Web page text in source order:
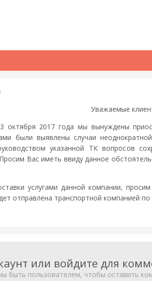
Уважаемые
2017 года мы вынуждены
были выявлены случаи
указанной ТК вопросов
Вас иметь ввиду данное
услугами данной компании,
отправлена транспортной компанией
или войдите для
быть пользователем, чтобы оставить